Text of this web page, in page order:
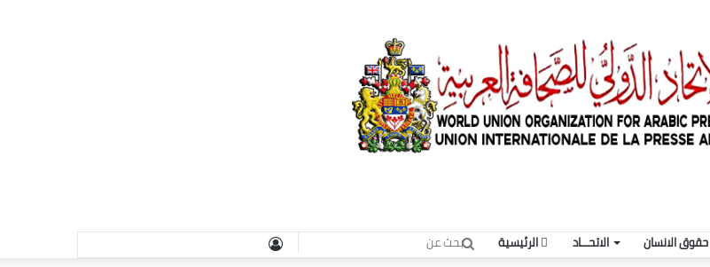
الرئيسية الاتحـــاد حقوق الانسان
بحث
تسجيل